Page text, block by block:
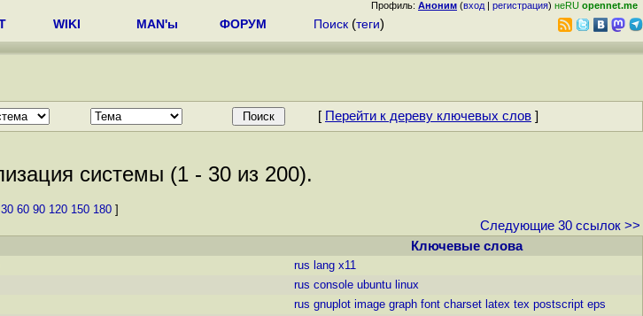
Профиль: Аноним (вход | регистрация) неRU opennet.me
WIKI MAN'ы ФОРУМ Поиск (теги)
[ Перейти к дереву ключевых слов ]
системы (1 - 30 из 200).
30 60 90 120 150 180]
Следующие 30 ссылок >>
Ключевые слова
rus lang x11
rus console ubuntu linux
rus gnuplot image graph font charset latex tex postscript eps